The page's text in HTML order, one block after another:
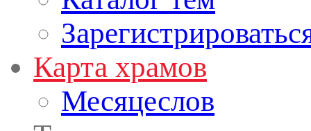
Карта храмов
Месяцеслов